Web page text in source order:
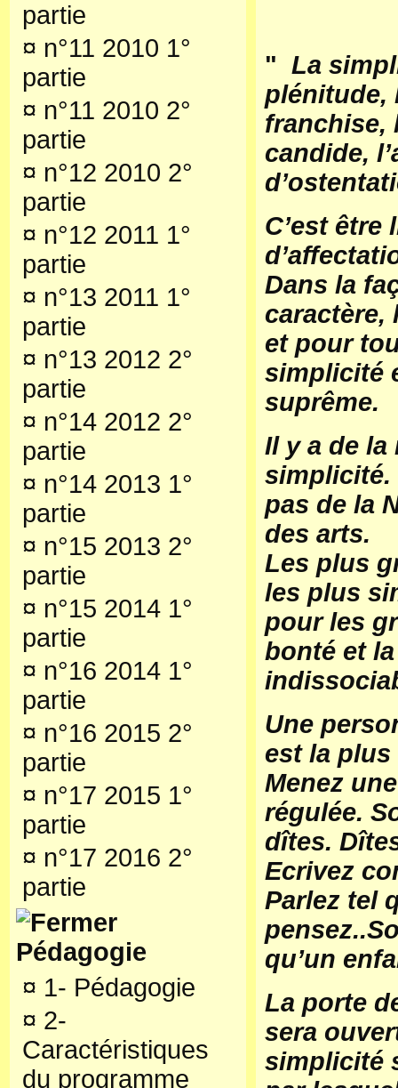
partie
¤ n°11 2010 1°
partie
¤ n°11 2010 2°
partie
¤ n°12 2010 2°
partie
¤ n°12 2011 1°
partie
¤ n°13 2011 1°
partie
¤ n°13 2012 2°
partie
¤ n°14 2012 2°
partie
¤ n°14 2013 1°
partie
¤ n°15 2013 2°
partie
¤ n°15 2014 1°
partie
¤ n°16 2014 1°
partie
¤ n°16 2015 2°
partie
¤ n°17 2015 1°
partie
¤ n°17 2016 2°
partie
Pédagogie
¤ 1- Pédagogie
¤ 2-
Caractéristiques
du programme
" La
plénitude,
franchise,
candide,
C’est
Dans la
caractère,
et pour
simplicité
suprême.
Il y a de la
simplicité.
pas de la
des arts.
Les plus
les plus
pour les
bonté et
Une
est la plus
Menez
régulée.
dîtes.
Ecrivez
Parlez tel
qu’un
La porte
sera
simplicité